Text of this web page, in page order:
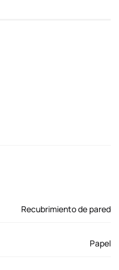
Recubrimiento de pared
Papel